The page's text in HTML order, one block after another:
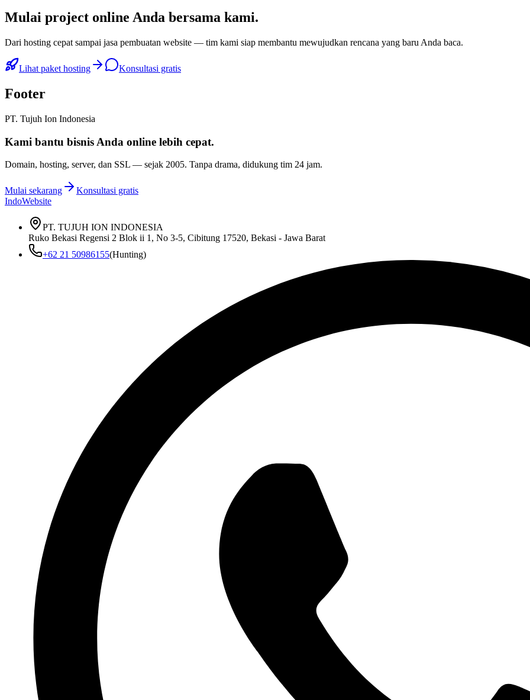
Mulai project online Anda bersama kami.
Dari hosting cepat sampai jasa pembuatan website — tim kami siap membantu mewujudkan rencana yang baru Anda baca.
Lihat paket hosting Konsultasi gratis
Footer
PT. Tujuh Ion Indonesia
Kami bantu bisnis Anda online lebih cepat.
Domain, hosting, server, dan SSL — sejak 2005. Tanpa drama, didukung tim 24 jam.
Mulai sekarang
Konsultasi gratis
IndoWebsite
PT. TUJUH ION INDONESIA
Ruko Bekasi Regensi 2 Blok ii 1, No 3-5, Cibitung 17520, Bekasi - Jawa Barat
+62 21 50986155(Hunting)